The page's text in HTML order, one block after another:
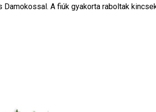
A fiúk gyakorta raboltak